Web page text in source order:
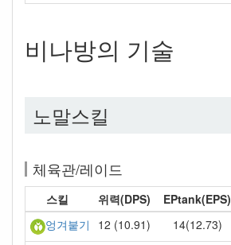
비나방의 기술
노말스킬
체육관/레이드
스킬 위력(DPS) EPtank(EPS)
엉겨붙기
12 (10.91) 14(12.73)